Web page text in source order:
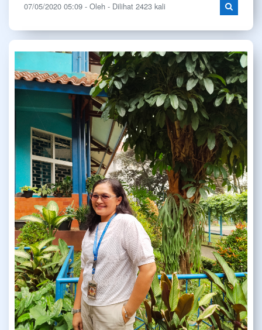
07/05/2020 05:09 - Oleh - Dilihat 2423 kali